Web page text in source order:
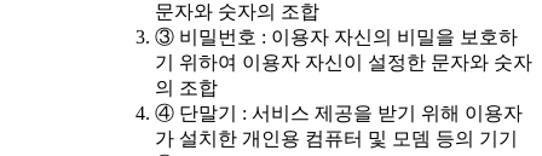
문자와 숫자의 조합
③ 비밀번호 : 이용자 자신의 비밀을 보호하
기 위하여 이용자 자신이 설정한 문자와 숫자
의 조합
④ 단말기 : 서비스 제공을 받기 위해 이용자
가 설치한 개인용 컴퓨터 및 모뎀 등의 기기